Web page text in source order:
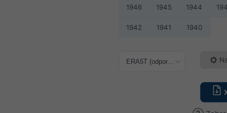
1946 1945 1944
1942 1941 1940